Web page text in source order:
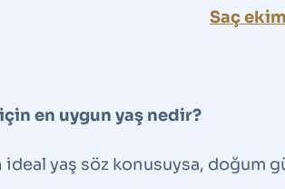
Saç
en uygun yaş nedir?
yaş söz konusuysa, doğum